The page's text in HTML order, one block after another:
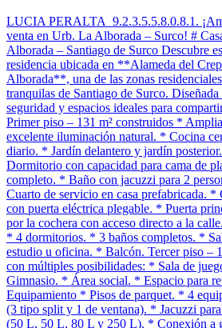
LUCIA PERALTA 9.2.3.5.5.8.0.8.1.
venta en Urb. La Alborada – Surco! #
Alborada – Santiago de Surco Descubre
residencia ubicada en **Alameda del
Alborada**, una de las zonas
tranquilas de Santiago de Surco.
seguridad y espacios ideales para
Primer piso – 131 m² construidos *
excelente iluminación natural. * Cocina
diario. * Jardín delantero y jardín
Dormitorio con capacidad para cama de
completo. * Baño con jacuzzi para 2
Cuarto de servicio en casa prefabricada. *
con puerta eléctrica plegable. * Puerta
por la cochera con acceso directo a la
* 4 dormitorios. * 3 baños completos. *
estudio u oficina. * Balcón. Tercer piso –
con múltiples posibilidades: * Sala de
Gimnasio. * Área social. * Espacio para
Equipamiento * Pisos de parquet. * 4
(3 tipo split y 1 de ventana). * Jacuzzi
(50 L, 50 L, 80 L y 250 L). * Conexión a